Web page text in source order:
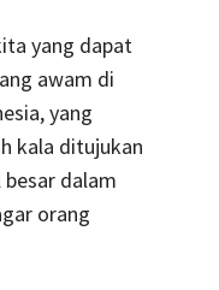
yang dapat
awam di
yang
kala ditujukan
dalam
orang